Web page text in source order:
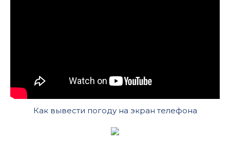
Как вывести погоду на экран телефона